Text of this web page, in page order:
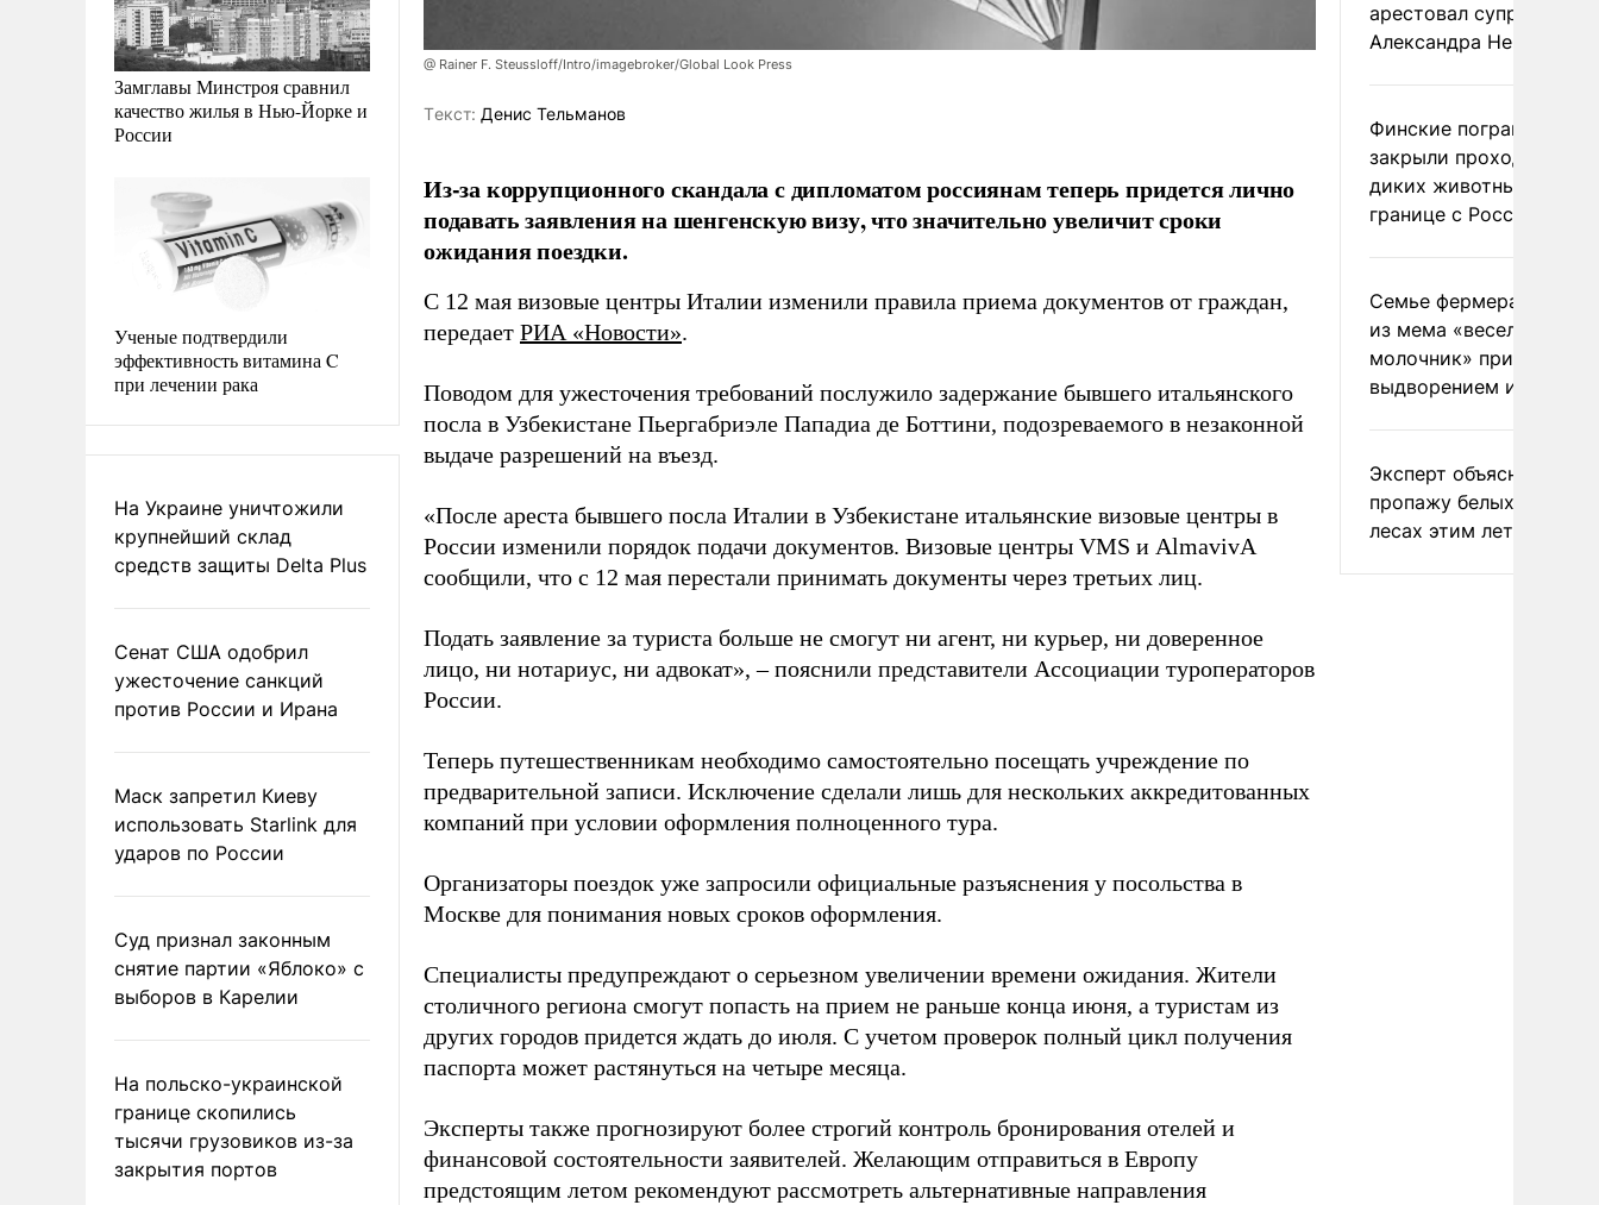
Замглавы Минстроя сравнил
качество жилья в Нью-Йорке и
России
Ученые подтвердили
эффективность витамина C
при лечении рака
На Украине уничтожили
крупнейший склад
средств защиты Delta Plus
Сенат США одобрил
ужесточение санкций
против России и Ирана
Маск запретил Киеву
использовать Starlink для
ударов по России
Суд признал законным
снятие партии «Яблоко» с
выборов в Карелии
На польско-украинской
границе скопились
тысячи грузовиков из-за
закрытия портов
@ Rainer F. Steussloff/Intro/imagebroker/Global Look Press
Tекст: Денис Тельманов
Из-за коррупционного скандала с дипломатом россиянам теперь придется лично
подавать заявления на шенгенскую визу, что значительно увеличит сроки
ожидания поездки.
С 12 мая визовые центры Италии изменили правила приема документов от граждан,
передает РИА «Новости».
Поводом для ужесточения требований послужило задержание бывшего итальянского
посла в Узбекистане Пьергабриэле Пападиа де Боттини, подозреваемого в незаконной
выдаче разрешений на въезд.
«После ареста бывшего посла Италии в Узбекистане итальянские визовые центры в
России изменили порядок подачи документов. Визовые центры VMS и AlmavivA
сообщили, что с 12 мая перестали принимать документы через третьих лиц.
Подать заявление за туриста больше не смогут ни агент, ни курьер, ни доверенное
лицо, ни нотариус, ни адвокат», – пояснили представители Ассоциации туроператоров
России.
Теперь путешественникам необходимо самостоятельно посещать учреждение по
предварительной записи. Исключение сделали лишь для нескольких аккредитованных
компаний при условии оформления полноценного тура.
Организаторы поездок уже запросили официальные разъяснения у посольства в
Москве для понимания новых сроков оформления.
Специалисты предупреждают о серьезном увеличении времени ожидания. Жители
столичного региона смогут попасть на прием не раньше конца июня, а туристам из
других городов придется ждать до июля. С учетом проверок полный цикл получения
паспорта может растянуться на четыре месяца.
Эксперты также прогнозируют более строгий контроль бронирования отелей и
финансовой состоятельности заявителей. Желающим отправиться в Европу
предстоящим летом рекомендуют рассмотреть альтернативные направления
арестовал супругу
Александра Невзорова
Финские пограничники
закрыли проходы для
диких животных на
границе с Россией
Семье фермера
из мема «веселый
молочник» пригрозили
выдворением из
Эксперт объяснил
пропажу белых грибов
лесах этим летом